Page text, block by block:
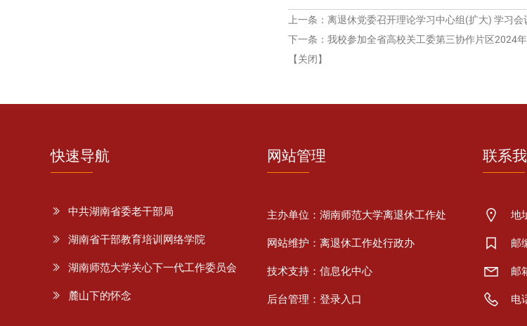
上一条： 离退休党委召开理论学习中心组(扩大) 学习会
下一条： 我校参加全省高校关工委第三协作片区2024
【关闭】
快速导航
中共湖南省委老干部局
湖南省干部教育培训网络学院
湖南师范大学关心下一代工作委员会
麓山下的怀念
网站管理
主办单位：湖南师范大学离退休工作处
网站维护：离退休工作处行政办
技术支持：信息化中心
后台管理： 登录入口
联系
地
邮
邮
电